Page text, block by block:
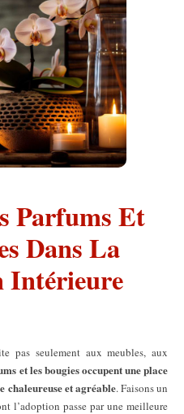
Parfums Et
Dans La
Intérieure
pas seulement aux meubles, aux
et les bougies occupent une place
chaleureuse et agréable. Faisons un
l’adoption passe par une meilleure